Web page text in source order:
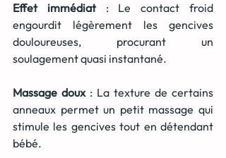
Effet immédiat : Le contact froid
engourdit légèrement les gencives
douloureuses, procurant un
soulagement quasi instantané.
Massage doux : La texture de certains
anneaux permet un petit massage qui
stimule les gencives tout en détendant
bébé.